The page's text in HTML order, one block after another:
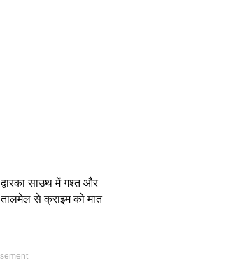
द्वारका साउथ में गश्त और
तालमेल से क्राइम को मात